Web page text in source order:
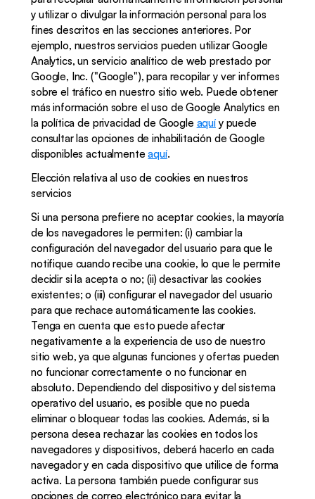
y utilizar o divulgar la información personal para los
fines descritos en las secciones anteriores. Por
ejemplo, nuestros servicios pueden utilizar Google
Analytics, un servicio analítico de web prestado por
Google, Inc. ("Google"), para recopilar y ver informes
sobre el tráfico en nuestro sitio web. Puede obtener
más información sobre el uso de Google Analytics en
la política de privacidad de Google aquí y puede
consultar las opciones de inhabilitación de Google
disponibles actualmente aquí.
Elección relativa al uso de cookies en nuestros
servicios
Si una persona prefiere no aceptar cookies, la mayoría
de los navegadores le permiten: (i) cambiar la
configuración del navegador del usuario para que le
notifique cuando recibe una cookie, lo que le permite
decidir si la acepta o no; (ii) desactivar las cookies
existentes; o (iii) configurar el navegador del usuario
para que rechace automáticamente las cookies.
Tenga en cuenta que esto puede afectar
negativamente a la experiencia de uso de nuestro
sitio web, ya que algunas funciones y ofertas pueden
no funcionar correctamente o no funcionar en
absoluto. Dependiendo del dispositivo y del sistema
operativo del usuario, es posible que no pueda
eliminar o bloquear todas las cookies. Además, si la
persona desea rechazar las cookies en todos los
navegadores y dispositivos, deberá hacerlo en cada
navegador y en cada dispositivo que utilice de forma
activa. La persona también puede configurar sus
opciones de correo electrónico para evitar la